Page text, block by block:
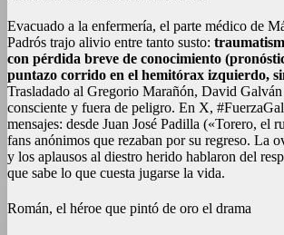
Evacuado a la enfermería, el parte médico de
Padrós trajo alivio entre tanto susto:
con pérdida breve de conocimiento
puntazo corrido en el hemitórax izquierdo,
Trasladado al Gregorio Marañón, David
consciente y fuera de peligro. En X,
mensajes: desde Juan José Padilla («Torero, el
fans anónimos que rezaban por su regreso. La
y los aplausos al diestro herido hablaron del
que sabe lo que cuesta jugarse la vida.
Román, el héroe que pintó de oro el drama